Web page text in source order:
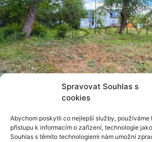
Spravovat Souhlas s
cookies
Abychom poskytli co nejlepší služby, používáme
přístupu k informacím o zařízení, technologie
Souhlas s těmito technologiemi nám umožní